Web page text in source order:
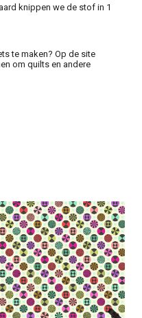
knippen we de stof in 1
te maken? Op de site
om quilts en andere